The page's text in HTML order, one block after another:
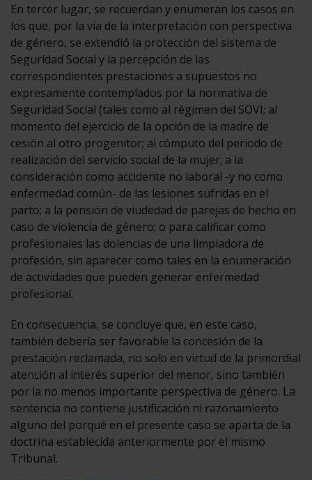
En tercer lugar, se recuerdan y enumeran los casos en
los que, por la vía de la interpretación con perspectiva
de género, se extendió la protección del sistema de
Seguridad Social y la percepción de las
correspondientes prestaciones a supuestos no
expresamente contemplados por la normativa de
Seguridad Social (tales como al régimen del SOVI; al
momento del ejercicio de la opción de la madre de
cesión al otro progenitor; al cómputo del periodo de
realización del servicio social de la mujer; a la
consideración como accidente no laboral -y no como
enfermedad común- de las lesiones sufridas en el
parto; a la pensión de viudedad de parejas de hecho en
caso de violencia de género; o para calificar como
profesionales las dolencias de una limpiadora de
profesión, sin aparecer como tales en la enumeración
de actividades que pueden generar enfermedad
profesional.
En consecuencia, se concluye que, en este caso,
también debería ser favorable la concesión de la
prestación reclamada, no solo en virtud de la primordial
atención al interés superior del menor, sino también
por la no menos importante perspectiva de género. La
sentencia no contiene justificación ni razonamiento
alguno del porqué en el presente caso se aparta de la
doctrina establecida anteriormente por el mismo
Tribunal.